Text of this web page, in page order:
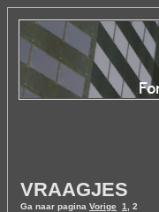
VRAAGJES
Ga naar pagina Vorige 1 2